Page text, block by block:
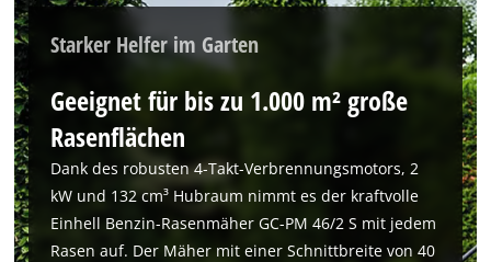
Starker Helfer im Garten
Geeignet für bis zu 1.000 m² große
Rasenflächen
Dank des robusten 4-Takt-Verbrennungsmotors, 2
kW und 132 cm³ Hubraum nimmt es der kraftvolle
Einhell Benzin-Rasenmäher GC-PM 46/2 S mit jedem
Rasen auf. Der Mäher mit einer Schnittbreite von 40